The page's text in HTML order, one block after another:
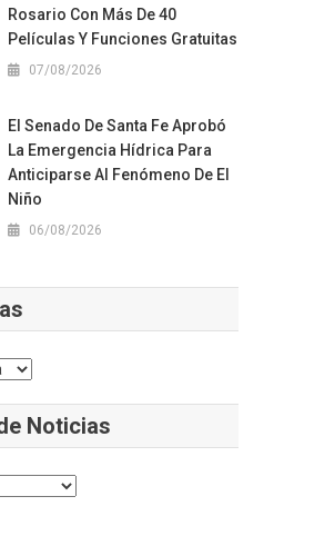
Rosario Con Más De 40
Películas Y Funciones Gratuitas
07/08/2026
El Senado De Santa Fe Aprobó
La Emergencia Hídrica Para
Anticiparse Al Fenómeno De El
Niño
06/08/2026
Noticias